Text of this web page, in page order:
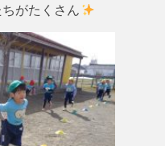
がたくさん